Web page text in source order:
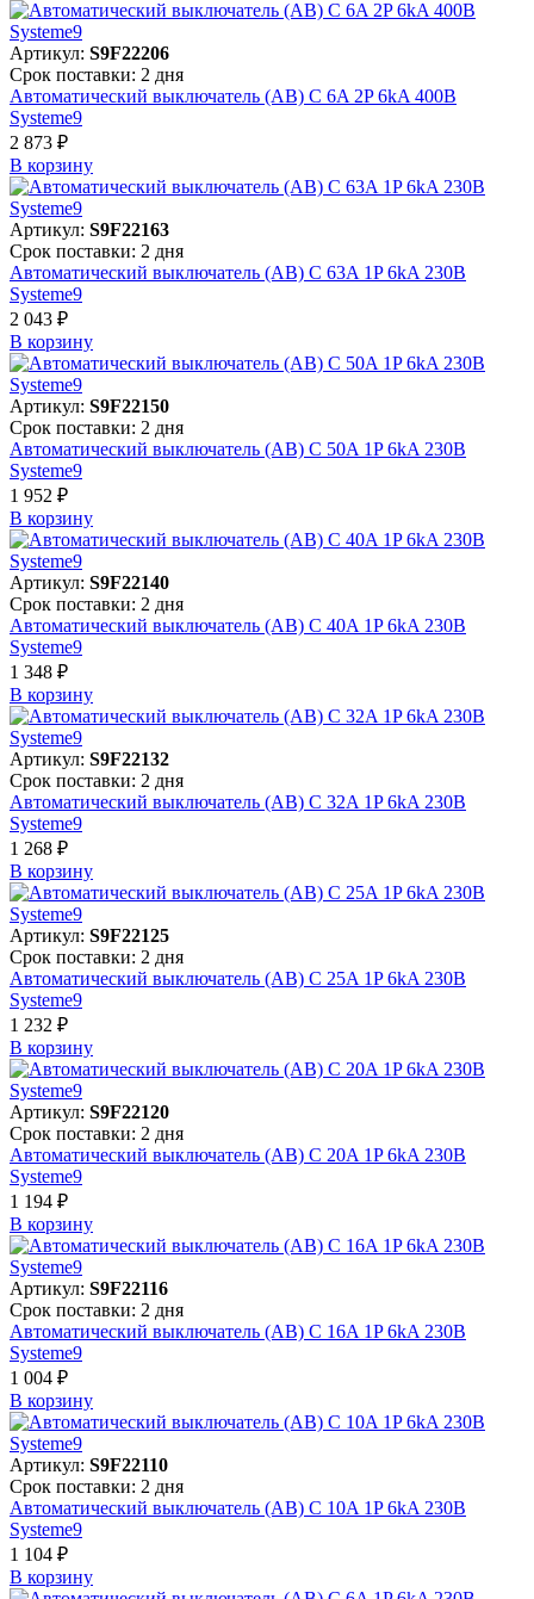
Артикул: S9F22206
Срок поставки: 2 дня
Автоматический выключатель (АВ) C 6A 2P 6kA 400В
Systeme9
2 873 ₽
В корзинy
Артикул: S9F22163
Срок поставки: 2 дня
Автоматический выключатель (АВ) C 63A 1P 6kA 230В
Systeme9
2 043 ₽
В корзинy
Артикул: S9F22150
Срок поставки: 2 дня
Автоматический выключатель (АВ) C 50A 1P 6kA 230В
Systeme9
1 952 ₽
В корзинy
Артикул: S9F22140
Срок поставки: 2 дня
Автоматический выключатель (АВ) C 40A 1P 6kA 230В
Systeme9
1 348 ₽
В корзинy
Артикул: S9F22132
Срок поставки: 2 дня
Автоматический выключатель (АВ) C 32A 1P 6kA 230В
Systeme9
1 268 ₽
В корзинy
Артикул: S9F22125
Срок поставки: 2 дня
Автоматический выключатель (АВ) C 25A 1P 6kA 230В
Systeme9
1 232 ₽
В корзинy
Артикул: S9F22120
Срок поставки: 2 дня
Автоматический выключатель (АВ) C 20A 1P 6kA 230В
Systeme9
1 194 ₽
В корзинy
Артикул: S9F22116
Срок поставки: 2 дня
Автоматический выключатель (АВ) C 16A 1P 6kA 230В
Systeme9
1 004 ₽
В корзинy
Артикул: S9F22110
Срок поставки: 2 дня
Автоматический выключатель (АВ) C 10A 1P 6kA 230В
Systeme9
1 104 ₽
В корзинy